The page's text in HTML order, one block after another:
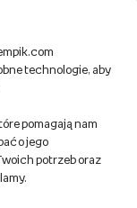
Pobierz i
się więcej
technologie, aby
pomagają nam
o jego
potrzeb oraz